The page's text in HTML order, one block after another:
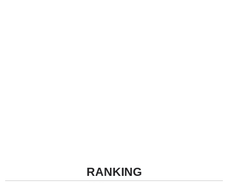
RANKING